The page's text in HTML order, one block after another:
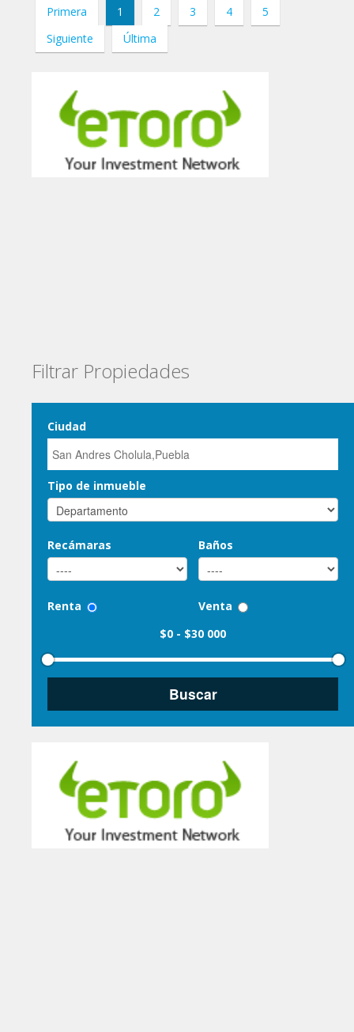
Primera 1 2 3 4
5
Siguiente
Última
Filtrar Propiedades
Ciudad
Tipo de inmueble
Recámaras Baños
Renta
Venta
$0 - $30 000